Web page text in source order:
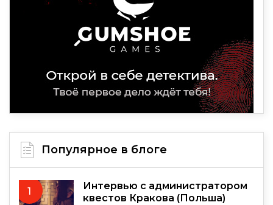
Популярное в блоге
1
Интервью с администратором
квестов Кракова (Польша)